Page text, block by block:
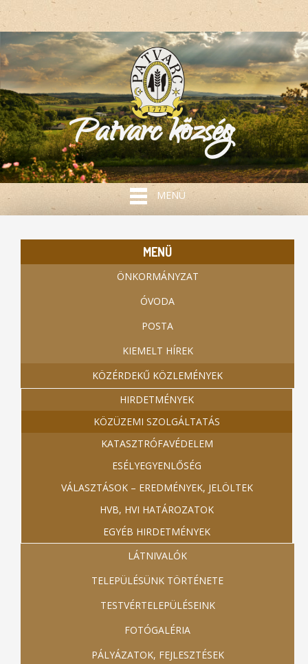
Patvarc község
MENÜ
MENÜ
ÖNKORMÁNYZAT
ÓVODA
POSTA
KIEMELT HÍREK
KÖZÉRDEKŰ KÖZLEMÉNYEK
HIRDETMÉNYEK
KÖZÜZEMI SZOLGÁLTATÁS
KATASZTRÓFAVÉDELEM
ESÉLYEGYENLŐSÉG
VÁLASZTÁSOK – EREDMÉNYEK, JELÖLTEK
HVB, HVI HATÁROZATOK
EGYÉB HIRDETMÉNYEK
LÁTNIVALÓK
TELEPÜLÉSÜNK TÖRTÉNETE
TESTVÉRTELEPÜLÉSEINK
FOTÓGALÉRIA
PÁLYÁZATOK, FEJLESZTÉSEK